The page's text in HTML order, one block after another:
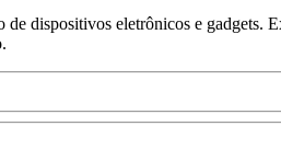
dispositivos eletrônicos e gadgets.